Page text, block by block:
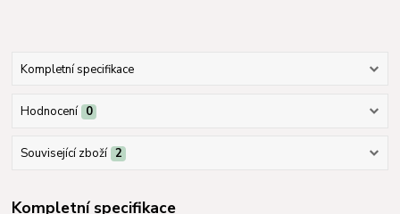
Kompletní specifikace
Hodnocení 0
Související zboží 2
Kompletní specifikace